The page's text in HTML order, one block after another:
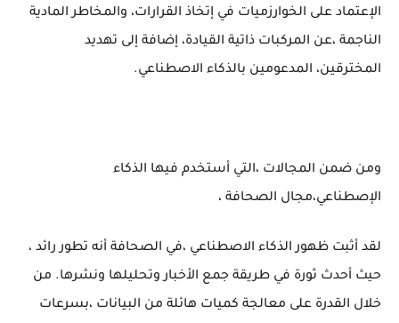
الإعتماد على الخوارزميات في إتخاذ القرارات، والمخاطر المادية
الناجمة ،عن المركبات ذاتية القيادة، إضافة إلى تهديد
المخترقين، المدعومين بالذكاء الاصطناعي.
ومن ضمن المجالات ،التي أستخدم فيها الذكاء
الإصطناعي،مجال الصحافة ،
لقد أثبت ظهور الذكاء الاصطناعي ،في الصحافة أنه تطور رائد ،
حيث أحدث ثورة في طريقة جمع الأخبار وتحليلها ونشرها. من
خلال القدرة على معالجة كميات هائلة من البيانات ،بسرعات